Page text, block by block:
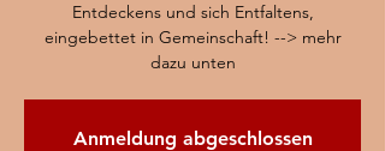
Entdeckens und sich Entfaltens,
eingebettet in Gemeinschaft! --> mehr
dazu unten
Anmeldung abgeschlossen